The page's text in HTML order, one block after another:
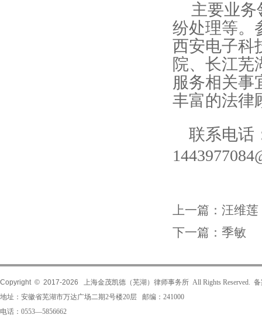
主要业
纷处理等。
西安电子科
院、长江芜
服务相关事
丰富的法律
联系电话
上一篇： 汪维莲
下一篇： 季敏
Copyright © 2017-2026
上海金茂凯德（芜湖）律师事务所 All Rights Reserved.
地址：安徽省芜湖市万达广场二期2号楼20层 邮编：241000
电话：0553—5856662